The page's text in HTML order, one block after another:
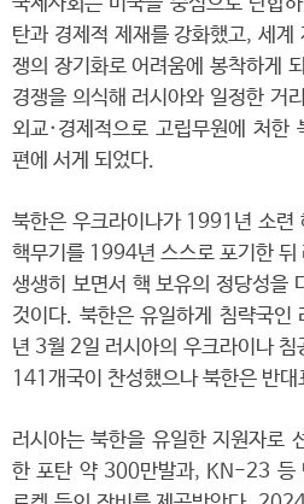
탄과 경제적 제재를 강화했고, 세
쟁의 장기화로 어려움에 봉착하게
경쟁을 의식해 러시아와 일정한 거
외교·경제적으로 고립무원에 처한
편에 서게 되었다.
북한은 우크라이나가 1991년 소련
핵무기를 1994년 스스로 포기한 뒤
생생히 보면서 핵 보유의 정당성을
것이다. 북한은 유일하게 침략국
년 3월 2일 러시아의 우크라이나 침
141개국이 찬성했으나 북한은 반대
러시아는 북한을 유일한 지원자로
한 포탄 약 300만발과, KN-23 등